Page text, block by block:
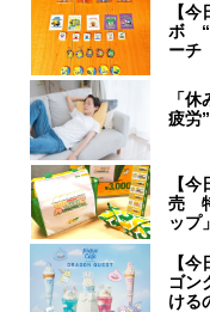
【
ボ “
ーチ
「
疲労
【
売
ップ
【
ゴン
ける